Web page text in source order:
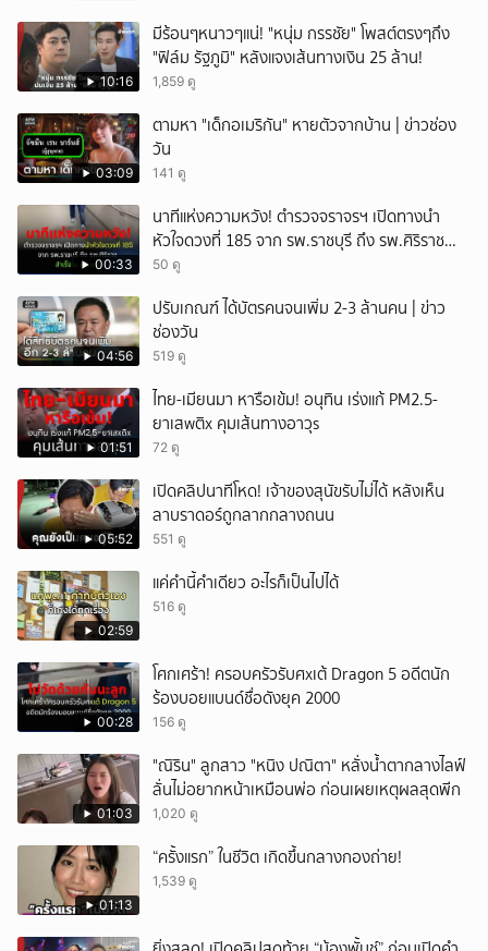
10:16
มีร้อนๆหนาวๆแน่! "หนุ่ม กรรชัย" โพสต์ตรงๆถึง
"ฟิล์ม รัฐภูมิ" หลังแจงเส้นทางเงิน 25 ล้าน!
1,859 ดู
03:09
ตามหา "เด็กอเมริกัน" หายตัวจากบ้าน | ข่าวช่อง
วัน
141 ดู
00:33
นาทีแห่งความหวัง! ตำรวจจราจรฯ เปิดทางนำ
หัวใจดวงที่ 185 จาก รพ.ราชบุรี ถึง รพ.ศิริราช
สำเร็จใน 48 นาที
50 ดู
04:56
ปรับเกณฑ์ ได้บัตรคนจนเพิ่ม 2-3 ล้านคน | ข่าว
ช่องวัน
519 ดู
01:51
ไทย-เมียนมา หารือเข้ม! อนุทิน เร่งแก้ PM2.5-
ยาเสwติx คุมเส้นทางอาวุs
72 ดู
05:52
เปิดคลิปนาทีโหด! เจ้าของสุนัขรับไม่ได้ หลังเห็น
ลาบราดอร์ถูกลากกลางถนน
551 ดู
02:59
แค่คำนี้คำเดียว อะไรก็เป็นไปได้
516 ดู
00:28
โศกเศร้า! ครอบครัวรับศxเต้ Dragon 5 อดีตนัก
ร้องบอยแบนด์ชื่อดังยุค 2000
156 ดู
01:03
"ณิริน" ลูกสาว "หนิง ปณิตา" หลั่งน้ำตากลางไลฟ์
ลั่นไม่อยากหน้าเหมือนพ่อ ก่อนเผยเหตุผลสุดพีก
1,020 ดู
01:13
“ครั้งแรก” ในชีวิต เกิดขึ้นกลางกองถ่าย!
1,539 ดู